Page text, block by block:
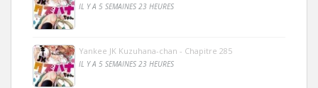
IL Y A 5 SEMAINES 23 HEURES
Yankee JK Kuzuhana-chan - Chapitre 285
IL Y A 5 SEMAINES 23 HEURES